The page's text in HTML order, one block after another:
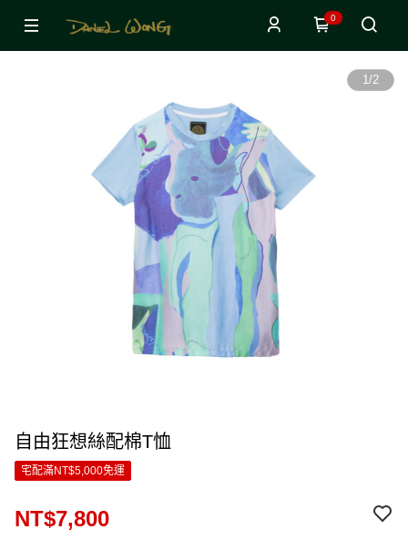
0
1/2
自由狂想絲配棉T恤
宅配滿NT$5,000免運
NT$7,800